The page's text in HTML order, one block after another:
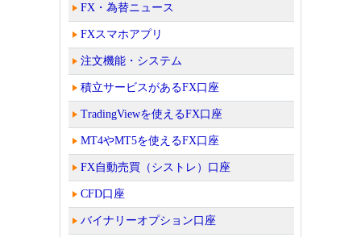
FX・為替ニュース
FXスマホアプリ
注文機能・システム
積立サービスがあるFX口座
TradingViewを使えるFX口座
MT4やMT5を使えるFX口座
FX自動売買（シストレ）口座
CFD口座
バイナリーオプション口座